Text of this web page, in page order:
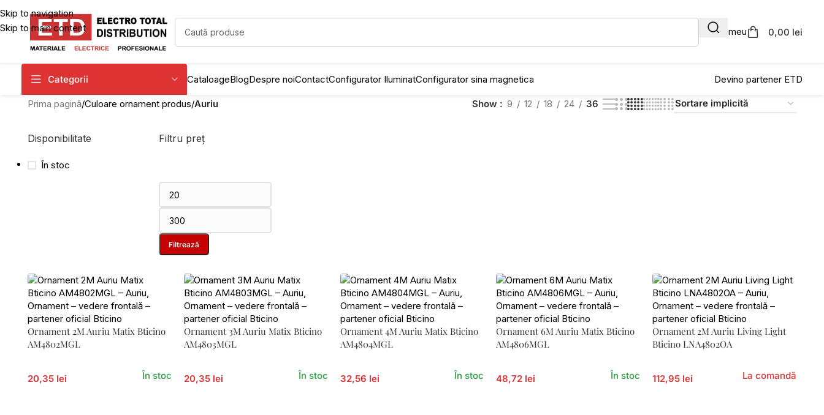
Skip to navigation
Skip to main content
Contul meu 0,00 lei
Categorii CataloageBlogDespre noiContactConfigurator IluminatConfigurator sina magnetica Devino partener ETD
Prima pagină/Culoare ornament produs/Auriu Show 9 12 18 24 36
Disponibilitate
În stoc
Filtru preț
Filtrează
Ornament 2M Auriu Matix Bticino
AM4802MGL
20,35 lei În stoc
Ornament 3M Auriu Matix Bticino
AM4803MGL
20,35 lei În stoc
Ornament 4M Auriu Matix Bticino
AM4804MGL
32,56 lei În stoc
Ornament 6M Auriu Matix Bticino
AM4806MGL
48,72 lei În stoc
Ornament 2M Auriu Living Light
Bticino LNA4802OA
112,95 lei La comandă